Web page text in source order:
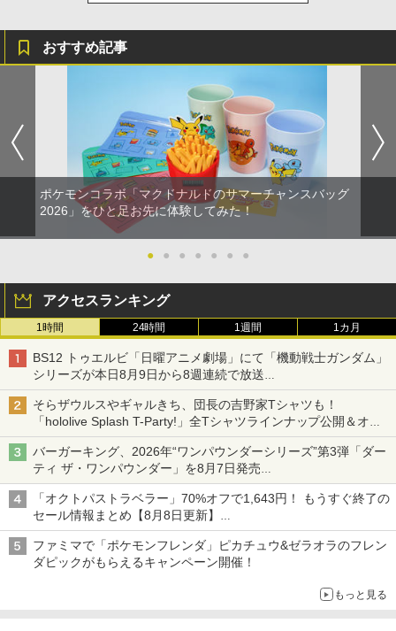
おすすめ記事
ポケモンコラボ「マクドナルドのサマーチャンスバッグ
2026」をひと足お先に体験してみた！
● ● ● ● ● ● ●
アクセスランキング
1時間 24時間 1週間 1カ月
BS12 トゥエルビ「日曜アニメ劇場」にて「機動戦士ガンダム」
シリーズが本日8月9日から8週連続で放送
初回は「機動戦士ガンダム【HDリマスター版】」
そらザウルスやギャルきち、団長の吉野家Tシャツも！
「hololive Splash T-Party!」全Tシャツラインナップ公開＆オン
ライン販売開始
バーガーキング、2026年“ワンパウンダーシリーズ”第3弾「ダー
ティ ザ・ワンパウンダー」を8月7日発売
「特製ガーリックマヨソース」を使用した超大型チーズバーガー
「オクトパストラベラー」70%オフで1,643円！ もうすぐ終了の
セール情報まとめ【8月8日更新】
ニンテンドーeショップでは「大神 絶景版」が67%オフで990円
ファミマで「ポケモンフレンダ」ピカチュウ&ゼラオラのフレン
ダピックがもらえるキャンペーン開催！
もっと見る